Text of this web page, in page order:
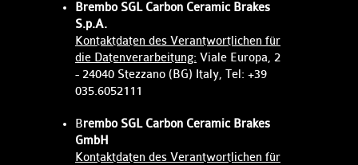
Brembo SGL Carbon Ceramic Brakes
S.p.A.
Kontaktdaten des Verantwortlichen für
die Datenverarbeitung​​: Viale Europa, 2
- 24040 Stezzano (BG) Italy, Tel: +39
035.6052111
Brembo SGL Carbon Ceramic Brakes
GmbH
Kontaktdaten des Verantwortlichen für